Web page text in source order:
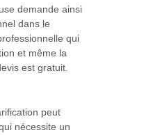
demande ainsi
dans le
qui
et même la
est gratuit.
peut
nécessite un